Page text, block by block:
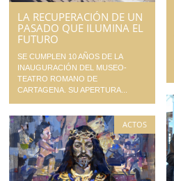
LA RECUPERACIÓN DE UN
PASADO QUE ILUMINA EL
FUTURO
SE CUMPLEN 10 AÑOS DE LA
INAUGURACIÓN DEL MUSEO-
TEATRO ROMANO DE
CARTAGENA. SU APERTURA...
ACTOS